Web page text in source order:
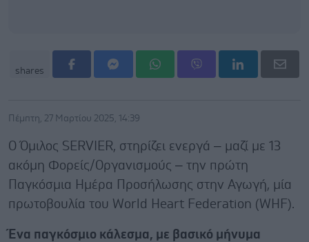
shares
Πέμπτη, 27 Μαρτίου 2025, 14:39
Ο Όμιλος SERVIER, στηρίζει ενεργά – μαζί με 13
ακόμη Φορείς/Οργανισμούς – την πρώτη
Παγκόσμια Ημέρα Προσήλωσης στην Αγωγή, μία
πρωτοβουλία του World Heart Federation (WHF).
Ένα παγκόσμιο κάλεσμα, με βασικό μήνυμα